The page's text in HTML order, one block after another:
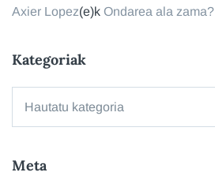
Axier Lopez(e)k Ondarea ala zama?
Kategoriak
Meta